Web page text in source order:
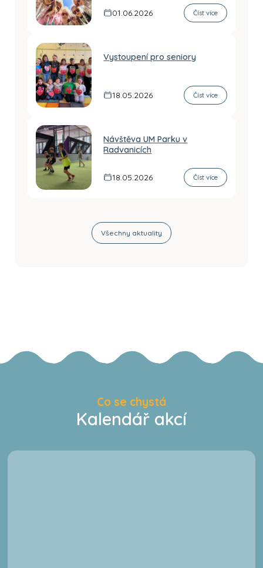
01.06.2026 Číst více
Vystoupení pro seniory
18.05.2026 Číst více
Návštěva UM Parku v
Radvanicích
18.05.2026 Číst více
Všechny aktuality
Co se chystá
Kalendář akcí